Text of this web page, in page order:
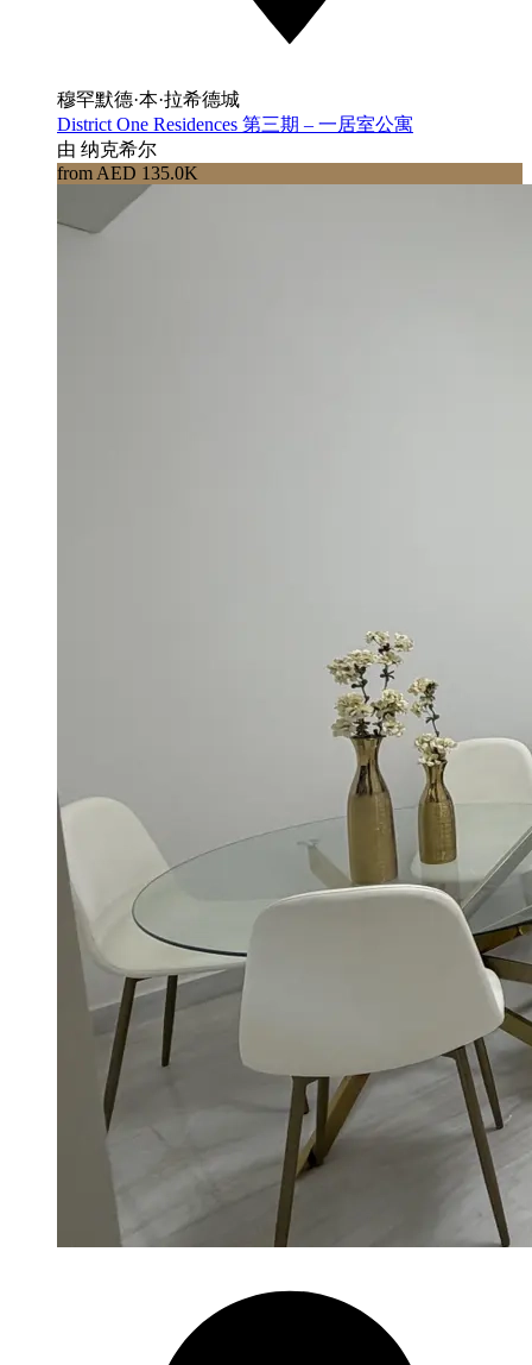
穆罕默德·本·拉希德城
District One Residences 第三期 – 一居室公寓
由 纳克希尔
from AED 135.0K